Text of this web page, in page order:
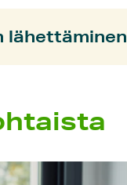
lähettäminen